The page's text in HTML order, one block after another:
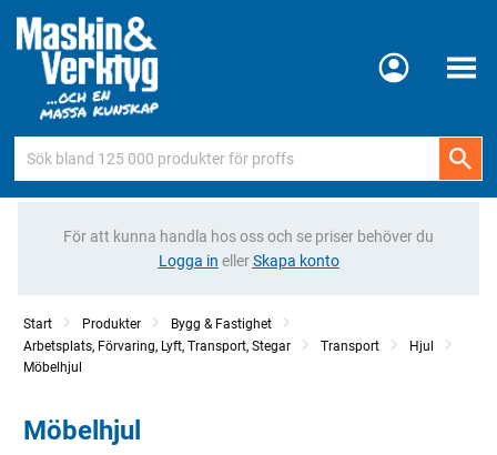
Meny
För att kunna handla hos oss och se priser behöver du
Logga in ellerSkapa konto
Start Produkter
Bygg & Fastighet
Arbetsplats, Förvaring, Lyft, Transport, Stegar
Transport
Hjul
Möbelhjul
Möbelhjul